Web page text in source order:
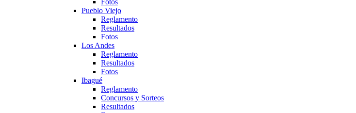
Fotos
Pueblo Viejo
Reglamento
Resultados
Fotos
Los Andes
Reglamento
Resultados
Fotos
Ibagué
Reglamento
Concursos y Sorteos
Resultados